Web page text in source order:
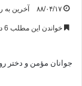
۸۸/۰۴/۱۷ آخرین به
خواندن این مطلب 6 دقیقه زمان میبرد
جوانان مؤمن و دختر